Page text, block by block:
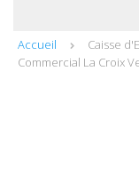
Accueil
Caisse
Commercial La Croix